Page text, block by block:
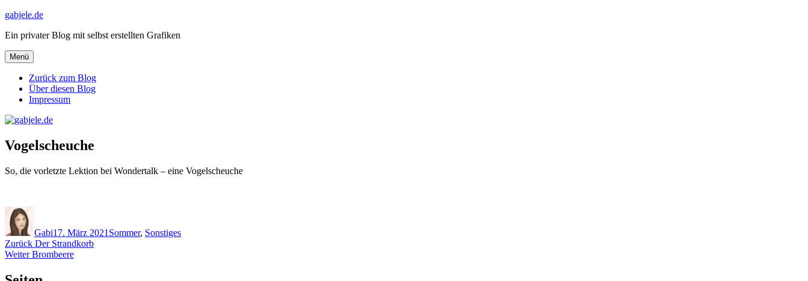
Zum
springen
gabjele.de
Ein privater Blog mit selbst erstellten Grafiken
Menü
Zurück zum Blog
Über diesen Blog
Impressum
Vogelscheuche
So, die vorletzte Lektion bei Wondertalk – eine Vogelscheuche
Gabi17. März 2021 Sommer, Sonstiges
Beitragsnavigation
Zurück Vorheriger
Beitrag:
Der Strandkorb
Weiter Nächster
Brombeere